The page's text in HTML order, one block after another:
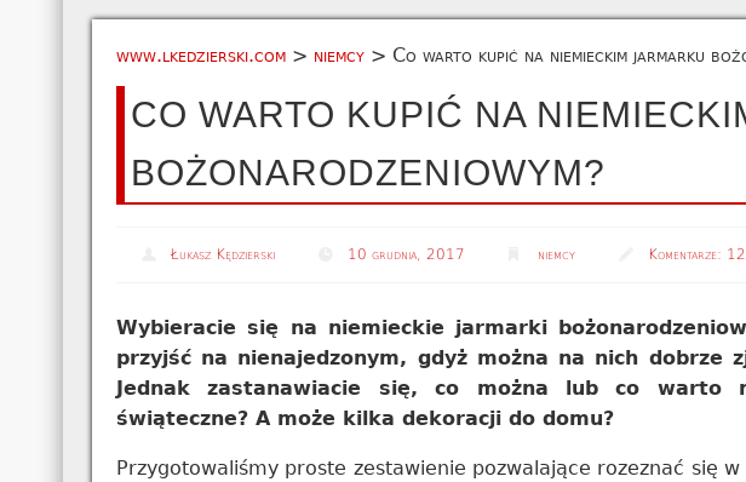
www.lkedzierski.com> niemcy> Co warto kupić na niemieckim jarmarku
CO WARTO KUPIĆ NA
BOŻONARODZENIOWYM?
Łukasz Kędzierski 10 grudnia, 2017 niemcy Komentarze: 12
Wybieracie się na niemieckie jarmarki
przyjść na nienajedzonym, gdyż można na nich dobrze
Jednak zastanawiacie się, co można lub co warto
świąteczne? A może kilka dekoracji do domu?
Przygotowaliśmy proste zestawienie pozwalające rozeznać się